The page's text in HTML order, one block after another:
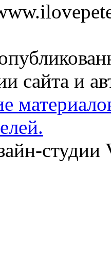
сайта и
студии